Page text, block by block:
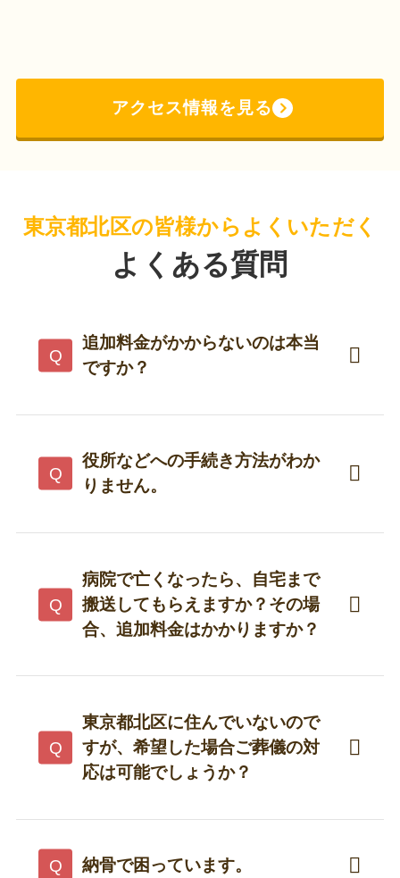
アクセス情報を見る
東京都北区の皆様からよくいただく
よくある質問
追加料金がかからないのは本当
ですか？
のような場合は追加費用が掛かる場合もある
ためご注意ください。
宗教者へのお布施
住民票とは異なる市区町村の火葬場や公営
葬儀場にて葬儀を行う場合
その他、お客様のご希望によって物品など
をご注文いただいた場合
役所などへの手続き方法がわか
りません。
ケアーズコーポレーションがお手続きの一切
れていますので、どうぞご安心ください。
病院で亡くなったら、自宅まで
搬送してもらえますか？その場
合、追加料金はかかりますか？
火葬式・直葬プランではご自宅への搬送はし
意している、安置所まで直接お送りすること
になります。
一日葬と家族葬では、ご自宅への搬送もプラ
お住まいの方もお迎えに参りますので、まず
はご相談ください。
東京都北区に住んでいないので
すが、希望した場合ご葬儀の対
応は可能でしょうか？
都、神奈川県、千葉県、埼玉県の4県であれ
納骨で困っています。